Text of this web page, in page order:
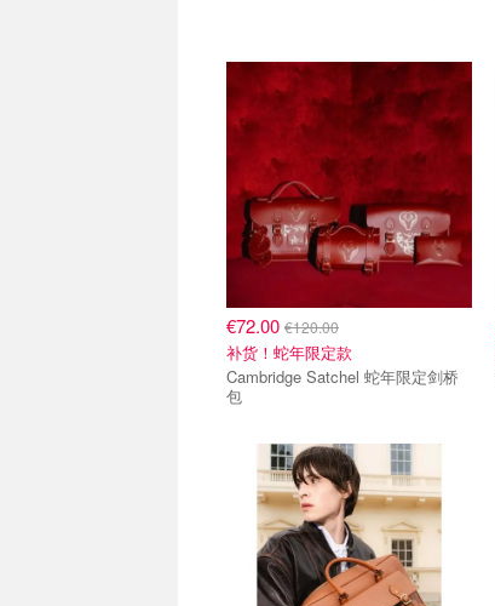
€72.00 €120.00
补货！蛇年限定款
Cambridge Satchel 蛇年限定剑桥
包